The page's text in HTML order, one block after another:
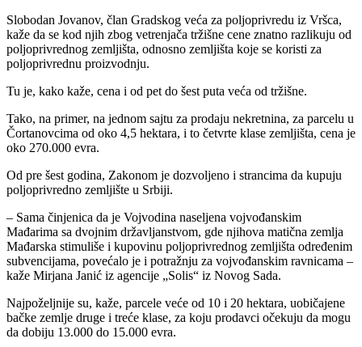
Slobodan Jovanov, član Gradskog veća za poljoprivredu iz Vršca,
kaže da se kod njih zbog vetrenjača tržišne cene znatno razlikuju od
poljoprivrednog zemljišta, odnosno zemljišta koje se koristi za
poljoprivrednu proizvodnju.
Tu je, kako kaže, cena i od pet do šest puta veća od tržišne.
Tako, na primer, na jednom sajtu za prodaju nekretnina, za parcelu u
Čortanovcima od oko 4,5 hektara, i to četvrte klase zemljišta, cena je
oko 270.000 evra.
Od pre šest godina, Zakonom je dozvoljeno i strancima da kupuju
poljoprivredno zemljište u Srbiji.
– Sama činjenica da je Vojvodina naseljena vojvođanskim
Mađarima sa dvojnim državljanstvom, gde njihova matična zemlja
Mađarska stimuliše i kupovinu poljoprivrednog zemljišta određenim
subvencijama, povećalo je i potražnju za vojvođanskim ravnicama –
kaže Mirjana Janić iz agencije „Solis“ iz Novog Sada.
Najpoželjnije su, kaže, parcele veće od 10 i 20 hektara, uobičajene
bačke zemlje druge i treće klase, za koju prodavci očekuju da mogu
da dobiju 13.000 do 15.000 evra.